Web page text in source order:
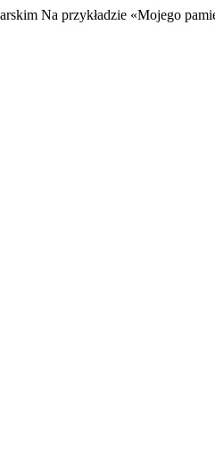
Na przykładzie «Mojego